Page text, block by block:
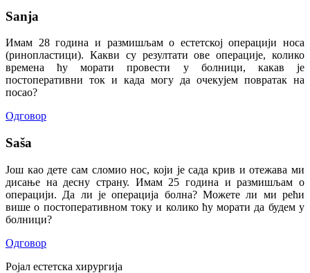
Sanja
Имам 28 година и размишљам о естетској операцији носа
(ринопластици). Какви су резултати ове операције, колико
времена ћу морати провести у болници, какав је
постоперативни ток и када могу да очекујем повратак на
посао?
Одговор
Saša
Још као дете сам сломио нос, који је сада крив и отежава ми
дисање на десну страну. Имам 25 година и размишљам о
операцији. Да ли је операција болна? Можете ли ми рећи
више о постоперативном току и колико ћу морати да будем у
болници?
Одговор
Ројал естетска хирургија